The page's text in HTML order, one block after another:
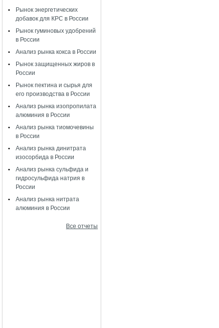
Рынок энергетических
добавок для КРС в России
Рынок гуминовых удобрений
в России
Анализ рынка кокса в России
Рынок защищенных жиров в
России
Рынок пектина и сырья для
его производства в России
Анализ рынка изопропилата
алюминия в России
Анализ рынка тиомочевины
в России
Анализ рынка динитрата
изосорбида в России
Анализ рынка сульфида и
гидросульфида натрия в
России
Анализ рынка нитрата
алюминия в России
Все отчеты